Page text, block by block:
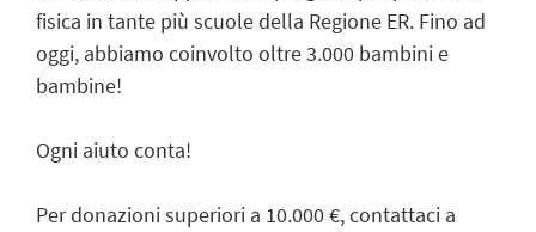
fisica in tante più scuole della Regione ER. Fino ad
oggi, abbiamo coinvolto oltre 3.000 bambini e
bambine!
Ogni aiuto conta!
Per donazioni superiori a 10.000 €, contattaci a